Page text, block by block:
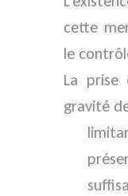
cette
le
La prise
gravité